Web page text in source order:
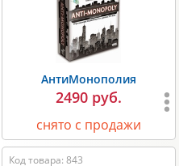
АнтиМонополия
2490 руб.
снято с продажи
Код товара: 843